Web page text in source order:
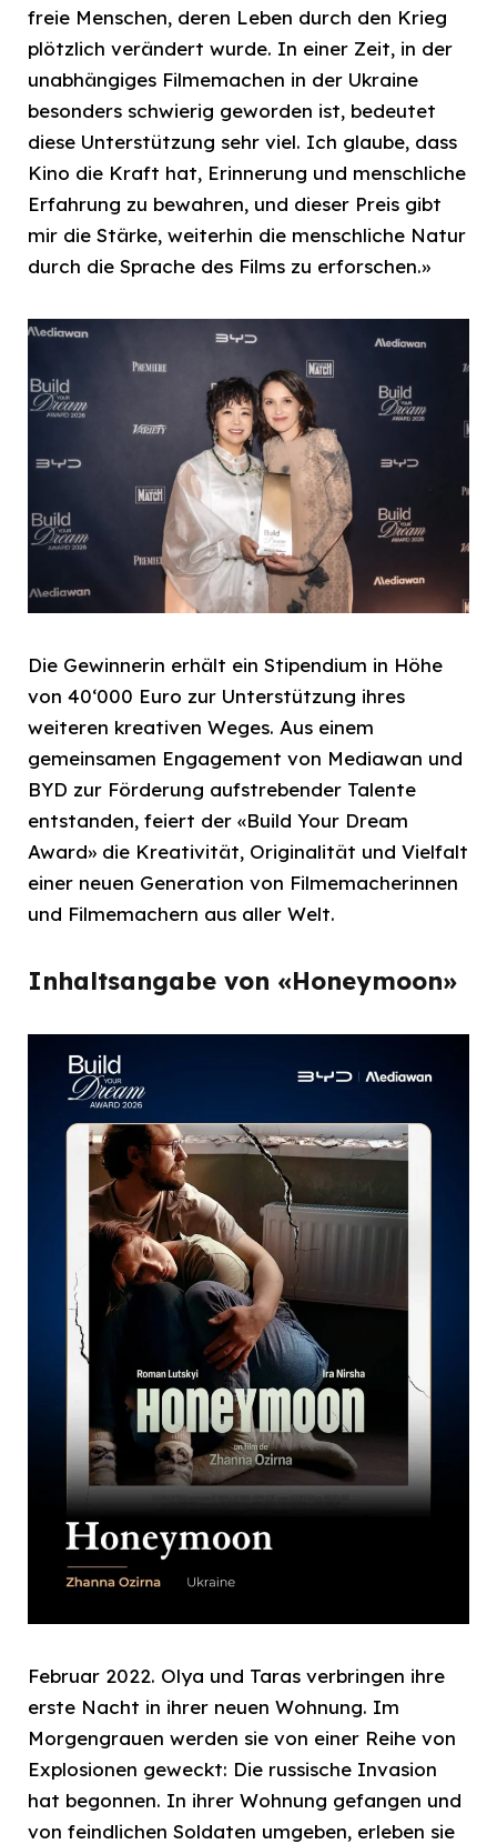
freie Menschen, deren Leben durch den Krieg
plötzlich verändert wurde. In einer Zeit, in der
unabhängiges Filmemachen in der Ukraine
besonders schwierig geworden ist, bedeutet
diese Unterstützung sehr viel. Ich glaube, dass
Kino die Kraft hat, Erinnerung und menschliche
Erfahrung zu bewahren, und dieser Preis gibt
mir die Stärke, weiterhin die menschliche Natur
durch die Sprache des Films zu erforschen.»
Die Gewinnerin erhält ein Stipendium in Höhe
von 40‘000 Euro zur Unterstützung ihres
weiteren kreativen Weges. Aus einem
gemeinsamen Engagement von Mediawan und
BYD zur Förderung aufstrebender Talente
entstanden, feiert der «Build Your Dream
Award» die Kreativität, Originalität und Vielfalt
einer neuen Generation von Filmemacherinnen
und Filmemachern aus aller Welt.
Inhaltsangabe von «Honeymoon»
Februar 2022. Olya und Taras verbringen ihre
erste Nacht in ihrer neuen Wohnung. Im
Morgengrauen werden sie von einer Reihe von
Explosionen geweckt: Die russische Invasion
hat begonnen. In ihrer Wohnung gefangen und
von feindlichen Soldaten umgeben, erleben sie